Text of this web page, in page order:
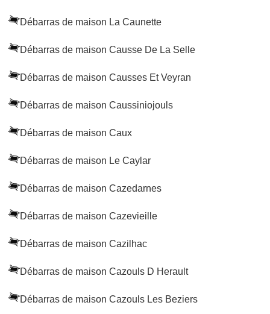
Débarras de maison La Caunette
Débarras de maison Causse De La Selle
Débarras de maison Causses Et Veyran
Débarras de maison Caussiniojouls
Débarras de maison Caux
Débarras de maison Le Caylar
Débarras de maison Cazedarnes
Débarras de maison Cazevieille
Débarras de maison Cazilhac
Débarras de maison Cazouls D Herault
Débarras de maison Cazouls Les Beziers